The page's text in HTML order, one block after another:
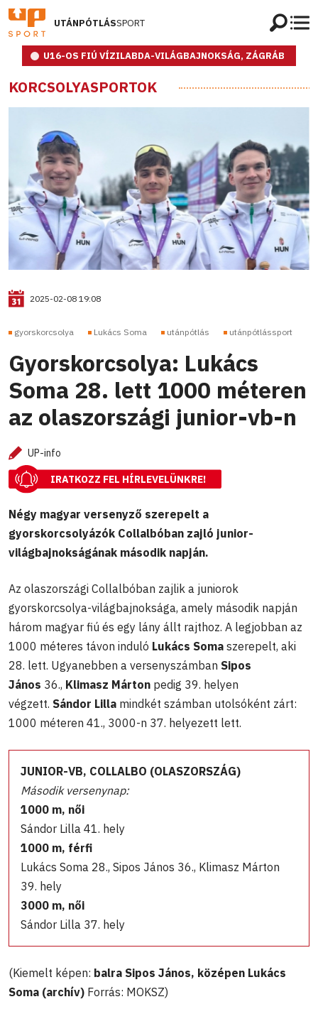
UTÁNPÓTLÁSSPORT
U16-OS FIÚ VÍZILABDA-VILÁGBAJNOKSÁG, ZÁGRÁB
KORCSOLYASPORTOK
2025-02-08 19:08
gyorskorcsolya Lukács Soma utánpótlás utánpótlássport
Gyorskorcsolya: Lukács
Soma 28. lett 1000 méteren
az olaszországi junior-vb-n
UP-info
IRATKOZZ FEL HÍRLEVELÜNKRE!
Négy magyar versenyző szerepelt a
gyorskorcsolyázók Collalbóban zajló junior-
világbajnokságának második napján.
Az olaszországi Collalbóban zajlik a juniorok
gyorskorcsolya-világbajnoksága, amely második napján
három magyar fiú és egy lány állt rajthoz. A legjobban az
1000 méteres távon induló Lukács Soma szerepelt, aki
28. lett. Ugyanebben a versenyszámban Sipos
János 36., Klimasz Márton pedig 39. helyen
végzett. Sándor Lilla mindkét számban utolsóként zárt:
1000 méteren 41., 3000-n 37. helyezett lett.
JUNIOR-VB, COLLALBO (OLASZORSZÁG)
Második versenynap:
1000 m, női
Sándor Lilla 41. hely
1000 m, férfi
Lukács Soma 28., Sipos János 36., Klimasz Márton
39. hely
3000 m, női
Sándor Lilla 37. hely
(Kiemelt képen: balra Sipos János, középen Lukács
Soma (archív) Forrás: MOKSZ)